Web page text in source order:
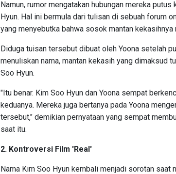
Namun, rumor mengatakan hubungan mereka
Hyun. Hal ini bermula dari tulisan di sebuah forum
yang menyebutka bahwa sosok mantan
Diduga tuisan tersebut dibuat oleh Yoona setelah
menuliskan nama, mantan kekasih yang dimaksud
Soo Hyun.
"Itu benar. Kim Soo Hyun dan Yoona sempat
keduanya. Mereka juga bertanya pada Yoona
tersebut," demikian pernyataan yang sempat
saat itu.
2. Kontroversi Film 'Real'
Nama Kim Soo Hyun kembali menjadi sorotan saat